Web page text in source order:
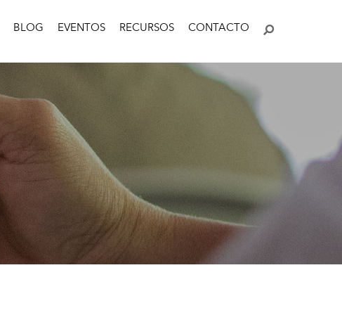
BLOG EVENTOS RECURSOS CONTACTO